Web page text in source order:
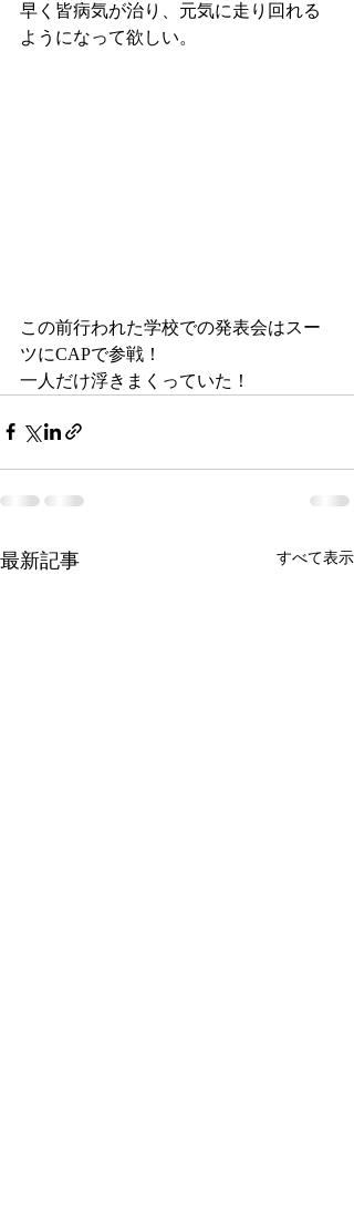
早く皆病気が治り、元気に走り回れる
ようになって欲しい。
この前行われた学校での発表会はスー
ツにCAPで参戦！
一人だけ浮きまくっていた！
最新記事 すべて表示